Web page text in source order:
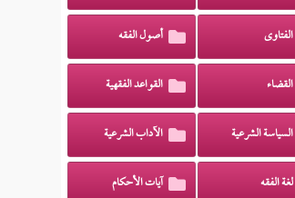
الفتاوى أصول الفقه
القضاء القواعد الفقهية
السياسة الشرعية الآداب الشرعية
لغة الفقه آيات الأحكام